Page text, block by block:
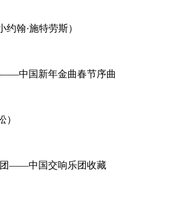
约翰·施特劳斯）
中国新年金曲春节序曲
）
——中国交响乐团收藏